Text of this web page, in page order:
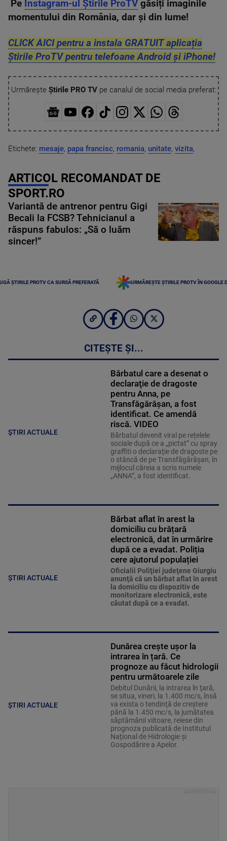
Pe Instagram-ul Știrile ProTV găsiți imaginile
momentului din România, dar și din lume!
CLICK AICI pentru a instala GRATUIT aplicația
Știrile ProTV pentru telefoane Android și iPhone!
Urmărește Știrile PRO TVpe canalul de social media preferat:
Etichete: mesaje, papa francisc, romania, unitate, vizita,
ARTICOL RECOMANDAT DE
SPORT.RO
Variantă de antrenor pentru Gigi
Becali la FCSB? Tehnicianul a
răspuns fabulos: „Să o luăm
sincer!”
ȘTIRILE PROTV CA SURSĂ PREFERATĂ URMĂREȘTE ȘTIRILE PROTV ÎN GOOGLE
CITEȘTE ȘI...
ȘTIRI ACTUALE
Bărbatul care a desenat o
declaraţie de dragoste
pentru Anna, pe
Transfăgărăşan, a fost
identificat. Ce amendă
riscă. VIDEO
Bărbatul devenit viral pe rețelele
sociale după ce a „pictat” cu spray
graffiti o declaraţie de dragoste pe
o stâncă de pe Transfăgărăşan, în
mijlocul căreia a scris numele
„ANNA”, a fost identificat.
ȘTIRI ACTUALE
Bărbat aflat în arest la
domiciliu cu brățară
electronică, dat în urmărire
după ce a evadat. Poliția
cere ajutorul populației
Oficialii Poliţiei judeţene Giurgiu
anunţă că un bărbat aflat în arest
la domiciliu cu dispozitiv de
monitorizare electronică, este
căutat după ce a evadat.
ȘTIRI ACTUALE
Dunărea crește ușor la
intrarea în țară. Ce
prognoze au făcut hidrologii
pentru următoarele zile
Debitul Dunării, la intrarea în ţară,
se situa, vineri, la 1.400 mc/s, însă
va exista o tendinţă de creştere
până la 1.450 mc/s, la jumătatea
săptămânii viitoare, reiese din
prognoza publicată de Institutul
Naţional de Hidrologie şi
Gospodărire a Apelor.